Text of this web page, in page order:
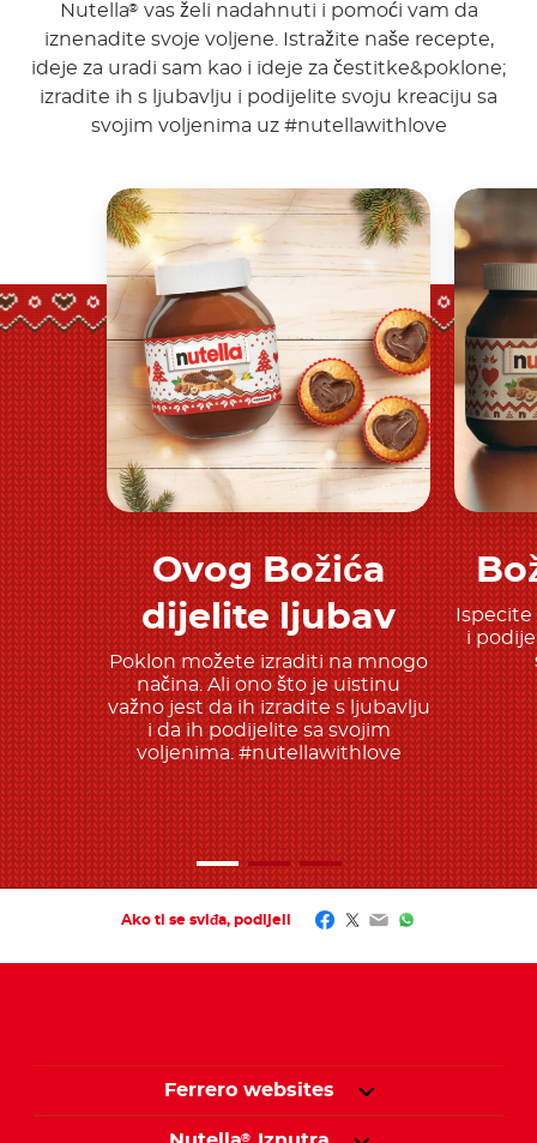
Nutella® vas želi nadahnuti i pomoći vam da
iznenadite svoje voljene. Istražite naše recepte,
ideje za uradi sam kao i ideje za čestitke&poklone;
izradite ih s ljubavlju i podijelite svoju kreaciju sa
svojim voljenima uz #nutellawithlove
Saznajte više
Ovog Božića
dijelite ljubav
Poklon možete izraditi na mnogo
načina. Ali ono što je uistinu
važno jest da ih izradite s ljubavlju
i da ih podijelite sa svojim
voljenima. #nutellawithlove
Ispecite
i
Ako ti se sviđa, podijeli Facebook
Twitter
EmailWhatsApp
Ferrero websites
®